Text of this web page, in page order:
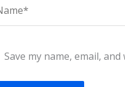
Save my name, email,